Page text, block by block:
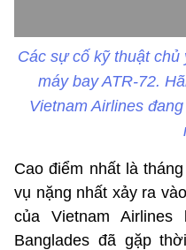
Các sự cố kỹ thuật
máy bay ATR-72.
Vietnam Airlines
Cao điểm nhất là
vụ nặng nhất xảy ra
của Vietnam
Banglades đã gặp